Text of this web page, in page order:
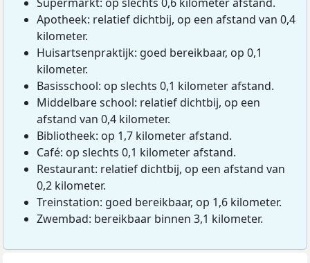
Supermarkt: op slechts 0,6 kilometer afstand.
Apotheek: relatief dichtbij, op een afstand van 0,4
kilometer.
Huisartsenpraktijk: goed bereikbaar, op 0,1
kilometer.
Basisschool: op slechts 0,1 kilometer afstand.
Middelbare school: relatief dichtbij, op een
afstand van 0,4 kilometer.
Bibliotheek: op 1,7 kilometer afstand.
Café: op slechts 0,1 kilometer afstand.
Restaurant: relatief dichtbij, op een afstand van
0,2 kilometer.
Treinstation: goed bereikbaar, op 1,6 kilometer.
Zwembad: bereikbaar binnen 3,1 kilometer.